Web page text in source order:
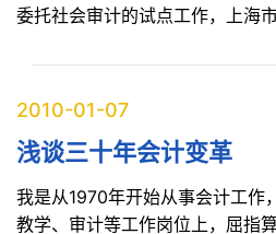
委托社会审计的试点工作，上海
2010-01-07
浅谈三十年会计变革
我是从1970年开始从事会计工作
教学、审计等工作岗位上，屈指